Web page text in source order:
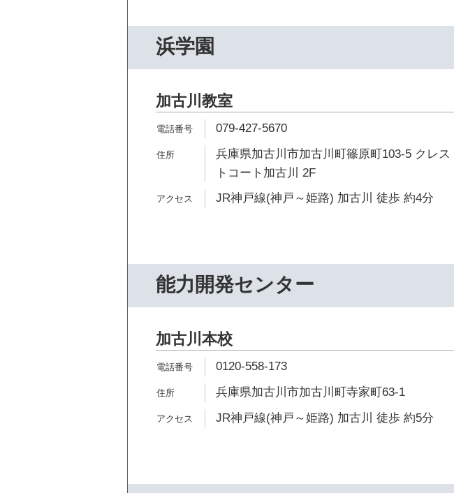
浜学園
加古川教室
079-427-5670
兵庫県加古川市加古川町篠原町103-5 クレス
トコート加古川 2F
JR神戸線(神戸～姫路) 加古川 徒歩 約4分
能力開発センター
加古川本校
0120-558-173
兵庫県加古川市加古川町寺家町63-1
JR神戸線(神戸～姫路) 加古川 徒歩 約5分